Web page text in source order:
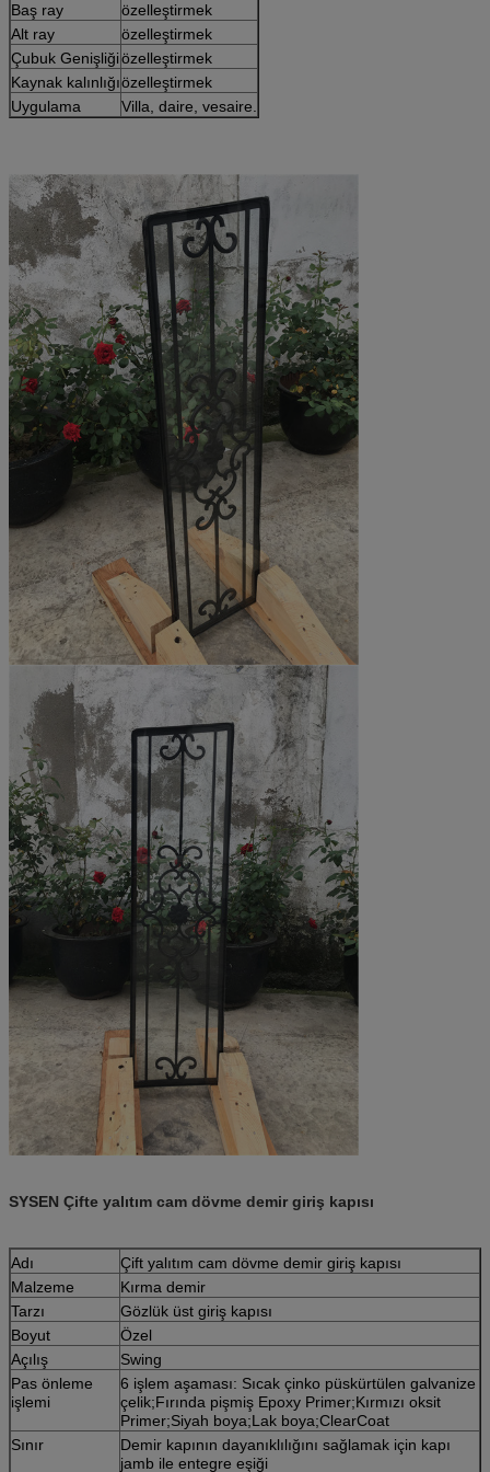
Baş ray
özelleştirmek
Alt ray
özelleştirmek
Çubuk Genişliğiözelleştirmek
Kaynak kalınlığıözelleştirmek
Uygulama
Villa, daire, vesaire.
SYSEN Çifte yalıtım cam dövme demir giriş kapısı
Adı
Çift yalıtım cam dövme demir giriş kapısı
Malzeme
Kırma demir
Tarzı
Gözlük üst giriş kapısı
Boyut
Özel
Açılış
Swing
Pas önleme
işlemi
6 işlem aşaması: Sıcak çinko püskürtülen galvanize
çelik;Fırında pişmiş Epoxy Primer;Kırmızı oksit
Primer;Siyah boya;Lak boya;ClearCoat
Sınır
Demir kapının dayanıklılığını sağlamak için kapı
jamb ile entegre eşiği